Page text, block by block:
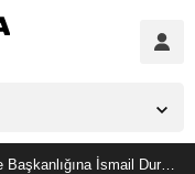
İsmail Durmaz görevlendirildi